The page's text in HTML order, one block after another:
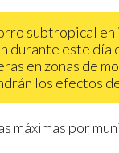
subtropical
durante este día
en zonas de
los efectos
máximas por